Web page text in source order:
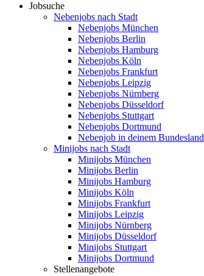
Jobsuche
Nebenjobs nach Stadt
Nebenjobs München
Nebenjobs Berlin
Nebenjobs Hamburg
Nebenjobs Köln
Nebenjobs Frankfurt
Nebenjobs Leipzig
Nebenjobs Nürnberg
Nebenjobs Düsseldorf
Nebenjobs Stuttgart
Nebenjobs Dortmund
Nebenjob in deinem Bundesland
Minijobs nach Stadt
Minijobs München
Minijobs Berlin
Minijobs Hamburg
Minijobs Köln
Minijobs Frankfurt
Minijobs Leipzig
Minijobs Nürnberg
Minijobs Düsseldorf
Minijobs Stuttgart
Minijobs Dortmund
Stellenangebote